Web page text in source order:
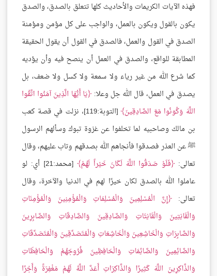
فهذه الآيات الكريمات والأحاديث كلها تتعلق بالصدق، والصدق
يكون بالقول ويكون بالعمل، والواجب على كل مؤمن ومؤمنة
الصدق في القول والعمل، فالصدق في القول أن يقول الحقيقة
المطابقة للواقع، والصدق في العمل أن ينصح فيه وأن يؤديه
كما شرع الله من غير رياء ولا سمعة ولا كسل ولا ضعف، بل
يصدق في العمل، قال الله جل وعلا: يَا أَيُّهَا الَّذِينَ آمَنُوا اتَّقُوا
اللَّهَ وَكُونُوا مَعَ الصَّادِقِينَ
[التوبة:119]، نزلت في قصة كعب
بن مالك وصاحبيه لما تخلفوا عن غزوة تبوك وسألهم الرسول
ﷺ عن العذر فصدقوا فأنجاهم الله بصدقهم وتاب عليهم، وقال
تعالى: فَلَوْ صَدَقُوا اللَّهَ لَكَانَ خَيْراً لَهُمْ
[محمد:21] أي: لو
عاملوا الله بالصدق لكان خيرًا لهم في الدنيا والآخرة، وقال
تعالى:
إِنَّ الْمُسْلِمِينَ وَالْمُسْلِمَاتِ وَالْمُؤْمِنِينَ وَالْمُؤْمِنَاتِ
وَالْقَانِتِينَ وَالْقَانِتَاتِ وَالصَّادِقِينَ وَالصَّادِقَاتِ وَالصَّابِرِينَ
وَالصَّابِرَاتِ وَالْخَاشِعِينَ وَالْخَاشِعَاتِ وَالْمُتَصَدِّقِينَ وَالْمُتَصَدِّقَاتِ
وَالصَّائِمِينَ وَالصَّائِمَاتِ وَالْحَافِظِينَ فُرُوجَهُمْ وَالْحَافِظَاتِ
وَالذَّاكِرِينَ اللَّهَ كَثِيرًا وَالذَّاكِرَاتِ أَعَدَّ اللَّهُ لَهُمْ مَغْفِرَةً وَأَجْرًا